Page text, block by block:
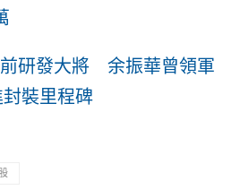
研發大將 余振華曾領軍
裝里程碑